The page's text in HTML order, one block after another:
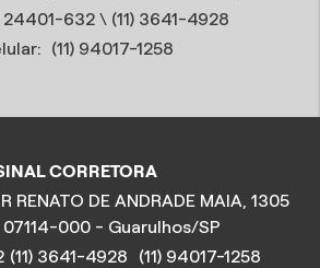
24401-632 \ (11) 3641-4928
(11) 94017-1258
CORRETORA
RENATO DE ANDRADE MAIA, 1305
07114-000 - Guarulhos/SP
(11) 3641-4928 (11) 94017-1258